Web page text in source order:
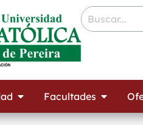
Open La Universidad
Facultades Open